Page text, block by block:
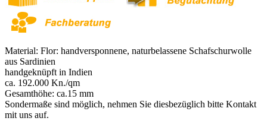
Material: Flor: handversponnene, naturbelassene Schafschurwolle
aus Sardinien
handgeknüpft in Indien
ca. 192.000 Kn./qm
Gesamthöhe: ca.15 mm
Sondermaße sind möglich, nehmen Sie diesbezüglich bitte Kontakt
mit uns auf.